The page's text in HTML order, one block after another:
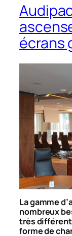
écrans
La gamme
nombreux
très
forme de